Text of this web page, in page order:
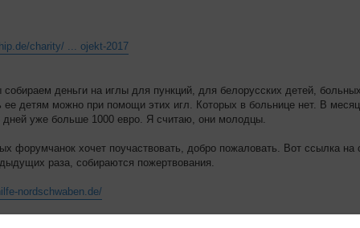
charity/ ... ojekt-2017
деньги на иглы для пункций, для белорусских детей,
ее детям можно при помощи этих игл. Которых в больнице нет. В
уже больше 1000 евро. Я считаю, они молодцы.
форумчанок хочет поучаствовать, добро пожаловать. Вот ссылка на
раза, собираются пожертвования.
nordschwaben.de/